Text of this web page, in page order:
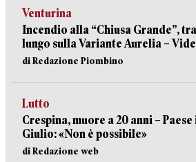
Venturina
Incendio alla “Chiusa Grande”,
lungo sulla Variante Aurelia –
di Redazione Piombino
Lutto
Crespina, muore a 20 anni –
Giulio: «Non è possibile»
di Redazione web